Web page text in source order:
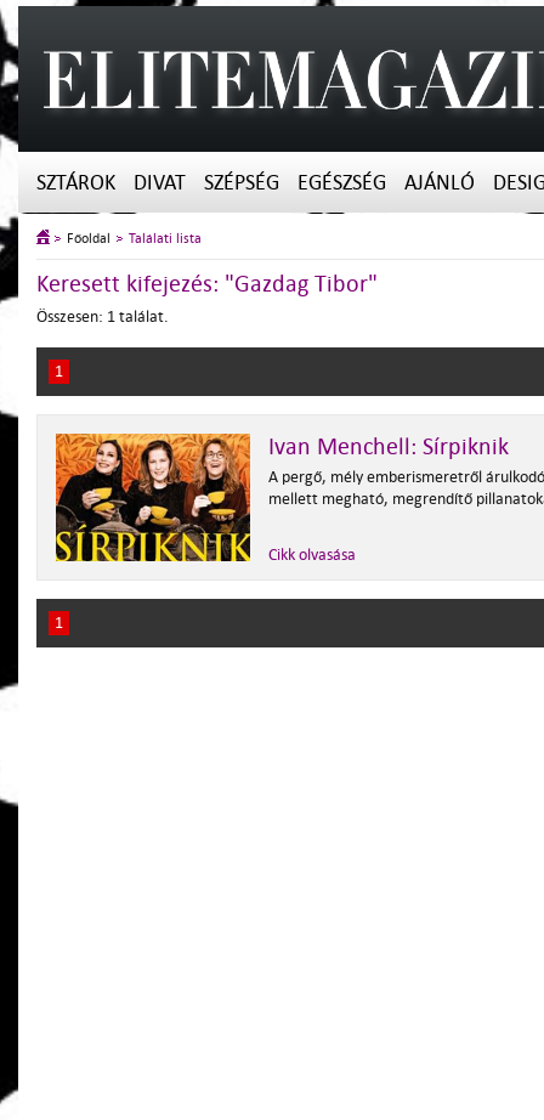
SZTÁROK DIVAT SZÉPSÉG EGÉSZSÉG AJÁNLÓ
Főoldal Találati lista
Keresett kifejezés: "Gazdag Tibor"
Összesen: 1 találat.
1
Ivan Menchell: Sírpiknik
A pergő, mély emberismeretről
mellett megható, megrendítő
Cikk olvasása
1